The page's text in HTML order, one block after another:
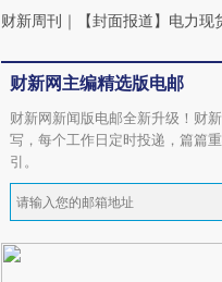
财新周刊 ｜ 【封面报道】电力
财新网主编精选版电邮
财新网新闻版电邮全新升级！财
写，每个工作日定时投递，篇篇
引。